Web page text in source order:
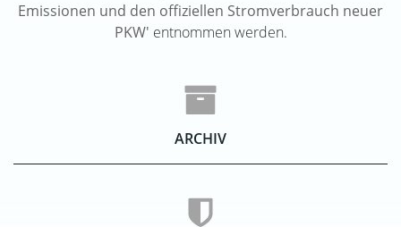
Emissionen und den offiziellen Stromverbrauch neuer
PKW' entnommen werden.
ARCHIV